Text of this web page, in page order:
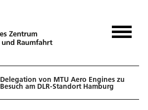
Delegation von MTU Aero Engines zu
Besuch am DLR-Standort Hamburg